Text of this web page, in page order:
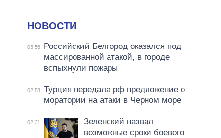
НОВОСТИ
03:56
Российский Белгород оказался под
массированной атакой, в городе
вспыхнули пожары
02:58 Турция передала рф предложение о
моратории на атаки в Черном море
02:31
Зеленский назвал
возможные сроки боевого